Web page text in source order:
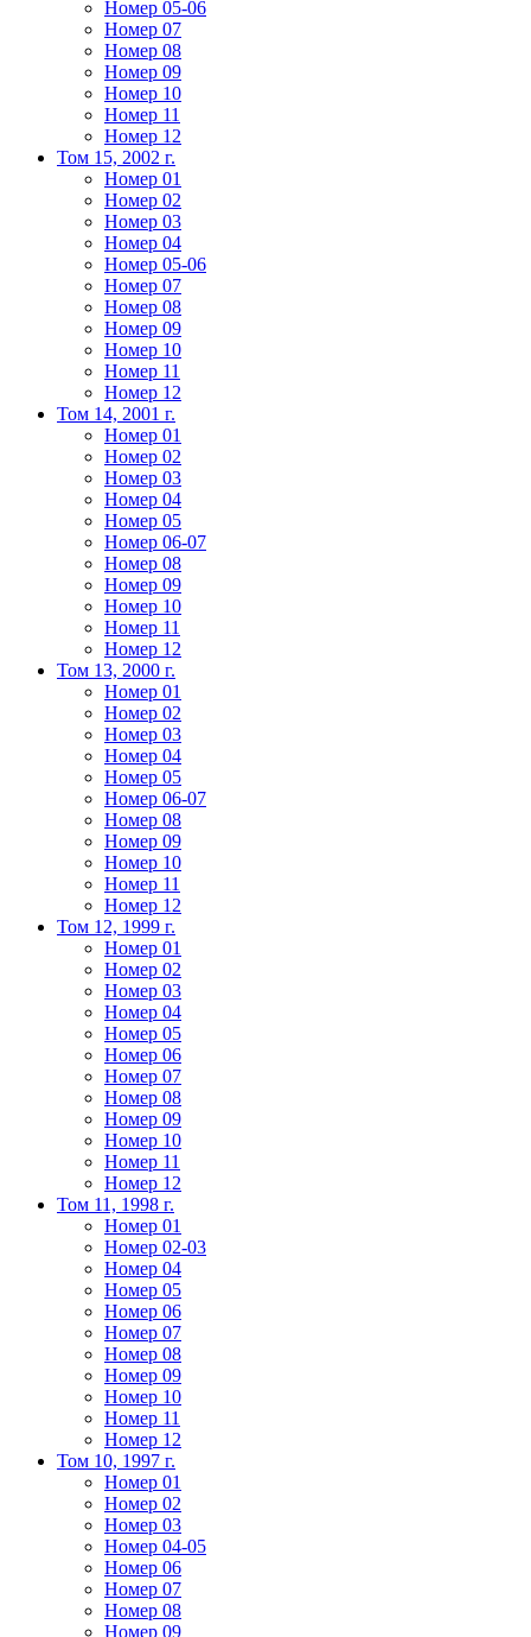
Номер 05-06
Номер 07
Номер 08
Номер 09
Номер 10
Номер 11
Номер 12
Том 15, 2002 г.
Номер 01
Номер 02
Номер 03
Номер 04
Номер 05-06
Номер 07
Номер 08
Номер 09
Номер 10
Номер 11
Номер 12
Том 14, 2001 г.
Номер 01
Номер 02
Номер 03
Номер 04
Номер 05
Номер 06-07
Номер 08
Номер 09
Номер 10
Номер 11
Номер 12
Том 13, 2000 г.
Номер 01
Номер 02
Номер 03
Номер 04
Номер 05
Номер 06-07
Номер 08
Номер 09
Номер 10
Номер 11
Номер 12
Том 12, 1999 г.
Номер 01
Номер 02
Номер 03
Номер 04
Номер 05
Номер 06
Номер 07
Номер 08
Номер 09
Номер 10
Номер 11
Номер 12
Том 11, 1998 г.
Номер 01
Номер 02-03
Номер 04
Номер 05
Номер 06
Номер 07
Номер 08
Номер 09
Номер 10
Номер 11
Номер 12
Том 10, 1997 г.
Номер 01
Номер 02
Номер 03
Номер 04-05
Номер 06
Номер 07
Номер 08
Номер 09